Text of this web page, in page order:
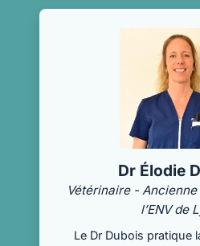
Dr Élodie
Vétérinaire -
l’ENV de
Le Dr Dubois pratique